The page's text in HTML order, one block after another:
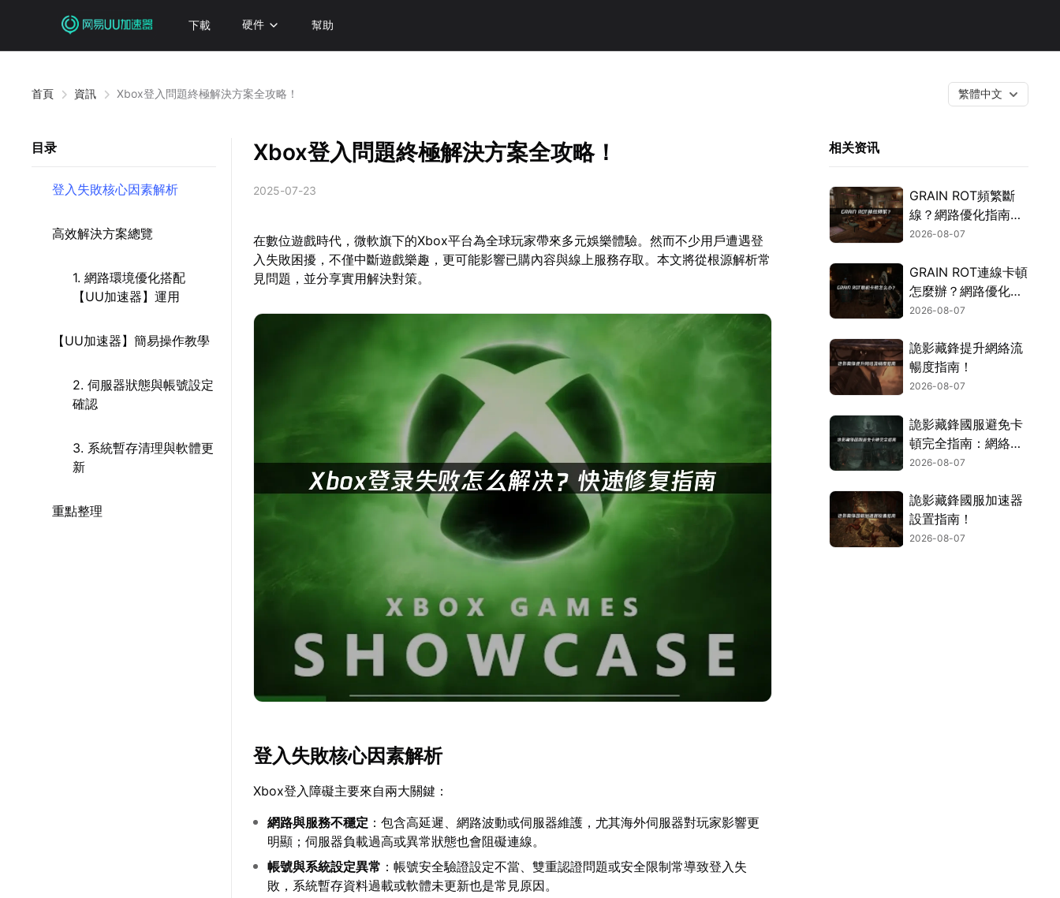
下載 硬件 幫助
首頁 資訊 Xbox登入問題終極解決方案全攻略！ 繁體中文
目录
登入失敗核心因素解析
高效解決方案總覽
1. 網路環境優化搭配
【UU加速器】運用
【UU加速器】簡易操作教學
2. 伺服器狀態與帳號設定
確認
3. 系統暫存清理與軟體更
新
重點整理
Xbox登入問題終極解決方案全攻略！
2025-07-23
在數位遊戲時代，微軟旗下的Xbox平台為全球玩家帶來多元娛樂體驗。然而不少用戶遭遇登
入失敗困擾，不僅中斷遊戲樂趣，更可能影響已購內容與線上服務存取。本文將從根源解析常
見問題，並分享實用解決對策。
登入失敗核心因素解析
Xbox登入障礙主要來自兩大關鍵：
網路與服務不穩定 ：包含高延遲、網路波動或伺服器維護，尤其海外伺服器對玩家影響更
明顯；伺服器負載過高或異常狀態也會阻礙連線。
帳號與系統設定異常 ：帳號安全驗證設定不當、雙重認證問題或安全限制常導致登入失
敗，系統暫存資料過載或軟體未更新也是常見原因。
相关资讯
GRAIN ROT頻繁斷
線？網路優化指南一
次搞定！
2026-08-07
GRAIN ROT連線卡頓
怎麼辦？網路優化這
樣解決！
2026-08-07
詭影藏鋒提升網絡流
暢度指南！
2026-08-07
詭影藏鋒國服避免卡
頓完全指南：網絡優
化與解決技巧！
2026-08-07
詭影藏鋒國服加速器
設置指南！
2026-08-07